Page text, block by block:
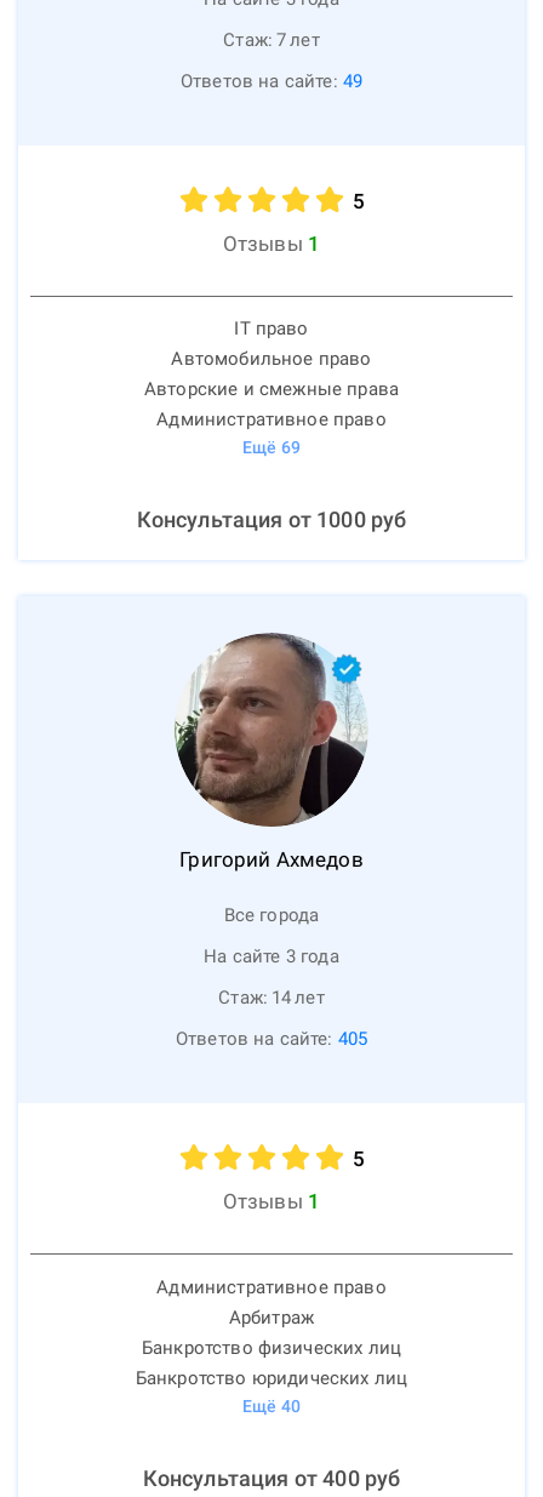
Стаж: 7лет
Ответов на сайте: 49
5
Отзывы 1
IT право
Автомобильное право
Авторские и смежные права
Административное право
Ещё 69
Консультация от 1000руб
Григорий Ахмедов
Все города
На сайте 3 года
Стаж: 14лет
Ответов на сайте: 405
5
Отзывы 1
Административное право
Арбитраж
Банкротство физических лиц
Банкротство юридических лиц
Ещё 40
Консультация от400руб